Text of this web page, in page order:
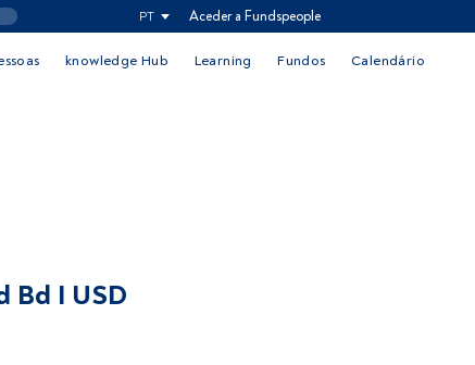
PT Aceder a Fundspeople
knowledge Hub Learning Fundos Calendário
Bd I USD